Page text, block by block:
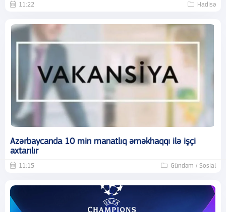
11:22 Hadisə
Azərbaycanda 10 min manatlıq əməkhaqqı ilə işçi
axtarılır
11:15 Gündəm / Sosial